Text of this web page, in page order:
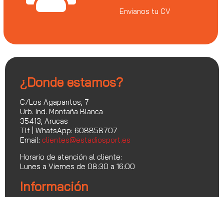
Envianos tu CV
¿Donde estamos?
C/Los Agapantos, 7
Urb. Ind. Montaña Blanca
35413, Arucas
Tlf | WhatsApp: 608858707
Email: clientes@estadiosport.es
Horario de atención al cliente:
Lunes a Viernes de 08:30 a 16:00
Información